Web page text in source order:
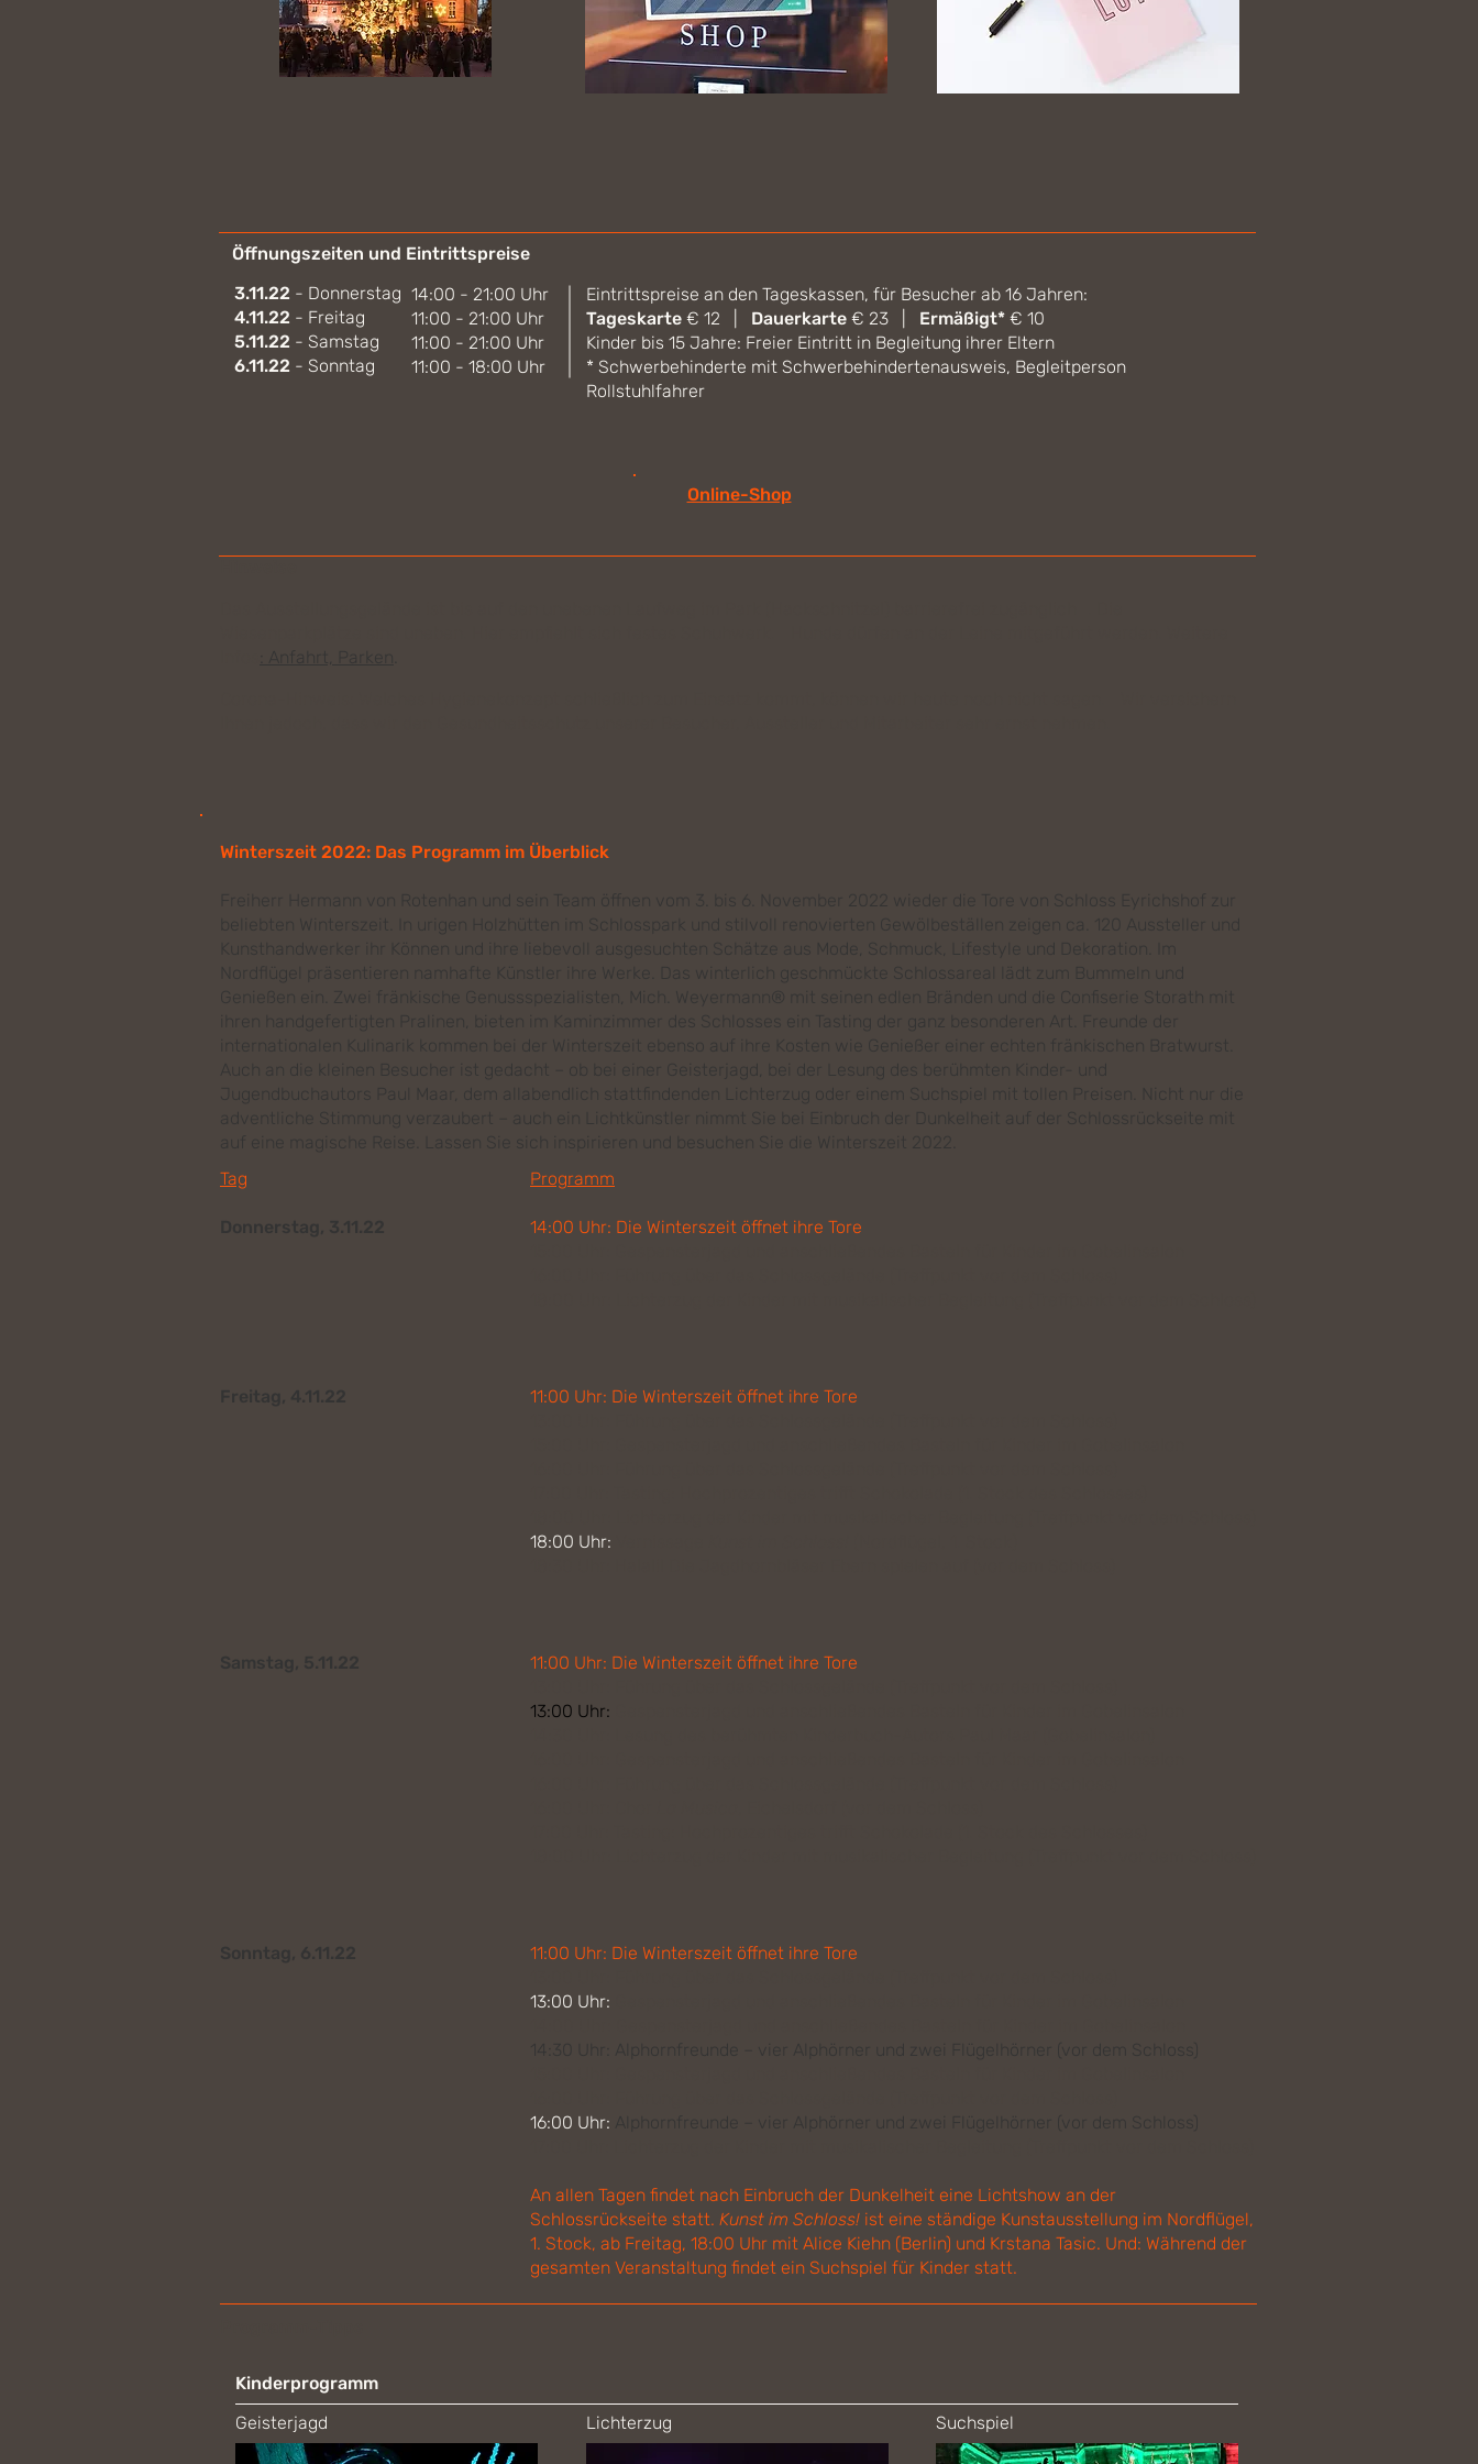
Öffnungszeiten und Eintrittspreise
3.11.22 - Donnerstag
4.11.22 - Freitag
5.11.22 - Samstag
6.11.22 - Sonntag
14:00 - 21:00 Uhr
11:00 - 21:00 Uhr
11:00 - 21:00 Uhr
11:00 - 18:00 Uhr
Eintrittspreise an den Tageskassen, für Besucher ab 16 Jahren:
Tageskarte € 12 | Dauerkarte € 23 | Ermäßigt* € 10
Kinder bis 15 Jahre: Freier Eintritt in Begleitung ihrer Eltern
* Schwerbehinderte mit Schwerbehindertenausweis, Begleitperson
Rollstuhlfahrer
Online-Shop
Anfahrt, Parken
Winterszeit 2022: Das Programm im Überblick
Freiherr Hermann von Rotenhan und sein Team öffnen vom 3. bis 6. November 2022 wieder die Tore von Schloss Eyrichshof zur
beliebten Winterszeit.
In urigen Holzhütten im Schlosspark und stilvoll renovierten Gewölbeställen zeigen ca. 120 Aussteller und
Kunsthandwerker ihr Können und ihre liebevoll ausgesuchten Schätze aus Mode, Schmuck, Lifestyle und Dekoration. Im
Nordflügel präsentieren namhafte Künstler ihre Werke. Das winterlich geschmückte Schlossareal lädt zum Bummeln und
Genießen ein. Zwei fränkische Genussspezialisten, Mich. Weyermann® mit seinen edlen Bränden und die Confiserie Storath mit
ihren handgefertigten Pralinen, bieten im Kaminzimmer des Schlosses ein Tasting der ganz besonderen Art. Freunde der
internationalen Kulinarik kommen bei der Winterszeit ebenso auf ihre Kosten wie Genießer einer echten fränkischen Bratwurst.
Auch an die kleinen Besucher ist gedacht – ob bei einer Geisterjagd, bei der Lesung des berühmten Kinder- und
Jugendbuchautors Paul Maar, dem allabendlich stattfindenden Lichterzug oder einem Suchspiel mit tollen Preisen. Nicht nur die
adventliche Stimmung verzaubert – auch ein Lichtkünstler nimmt Sie bei Einbruch der Dunkelheit auf der Schlossrückseite mit
auf eine magische Reise. Lassen Sie sich inspirieren und besuchen Sie die Winterszeit 2022.
Tag
Donnerstag, 3.11.22
Freitag, 4.11.22
Samstag, 5.11.22
Sonntag, 6.11.22
Programm
14:00 Uhr: Die Winterszeit öffnet ihre Tore
11:00 Uhr: Die Winterszeit öffnet ihre Tore
18:00 Uhr:
11:00 Uhr: Die Winterszeit öffnet ihre Tore
13:00 Uhr:
11:00 Uhr: Die Winterszeit öffnet ihre Tore
13:00 Uhr:
14:30 Uhr: Alphornfreunde – vier Alphörner und zwei Flügelhörner (vor dem Schloss)
16:00 Uhr: Alphornfreunde – vier Alphörner und zwei Flügelhörner (vor dem Schloss)
An allen Tagen findet nach Einbruch der Dunkelheit eine Lichtshow an der
Schlossrückseite statt. Kunst im Schloss! ist eine ständige Kunstausstellung im Nordflügel,
1. Stock, ab Freitag, 18:00 Uhr mit Alice Kiehn (Berlin) und Krstana Tasic. Und: Während der
gesamten Veranstaltung findet ein Suchspiel für Kinder statt.
Kinderprogramm
Geisterjagd
Lichterzug Suchspiel